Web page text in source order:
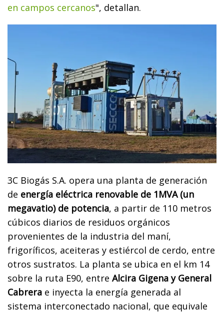
en campos cercanos", detallan.
3C Biogás S.A. opera una planta de generación
de energía eléctrica renovable de 1MVA (un
megavatio) de potencia, a partir de 110 metros
cúbicos diarios de residuos orgánicos
provenientes de la industria del maní,
frigoríficos, aceiteras y estiércol de cerdo, entre
otros sustratos. La planta se ubica en el km 14
sobre la ruta E90, entre Alcira Gigena y General
Cabrera e inyecta la energía generada al
sistema interconectado nacional, que equivale